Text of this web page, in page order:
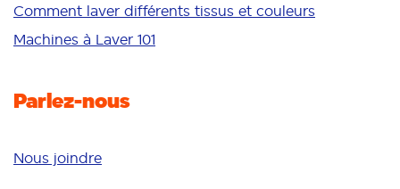
Additifs
Nettoyage en profondeur
Comment laver différents tissus et couleurs
Machines à Laver 101
Parlez-nous
Nous joindre